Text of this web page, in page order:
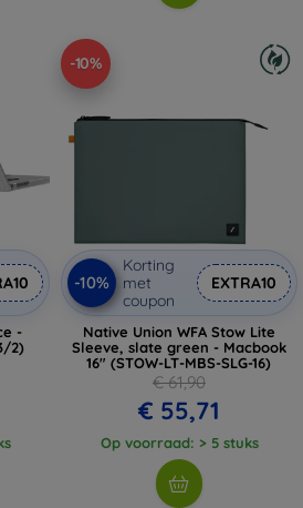
-
2)
-10%
-10%
Korting
met
coupon
EXTRA10
Native Union WFA Stow Lite
Sleeve, slate green - Macbook
16" (STOW-LT-MBS-SLG-16)
€ 61,90
€ 55,71
Op voorraad: > 5 stuks